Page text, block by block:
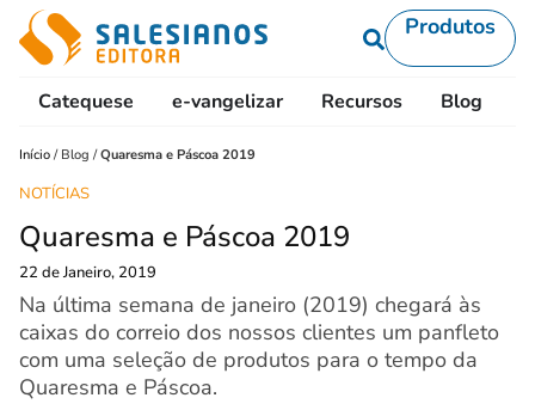
Produtos
Catequese e-vangelizar Recursos Blog
Início / Blog /Quaresma e Páscoa 2019
NOTÍCIAS
Quaresma e Páscoa 2019
22 de Janeiro, 2019
Na última semana de janeiro (2019) chegará às
caixas do correio dos nossos clientes um panfleto
com uma seleção de produtos para o tempo da
Quaresma e Páscoa.